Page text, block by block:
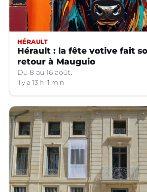
HÉRAULT
Hérault : la fête votive fait
retour à Mauguio
Du 8 au 16 août.
il y a 13 h 1 min